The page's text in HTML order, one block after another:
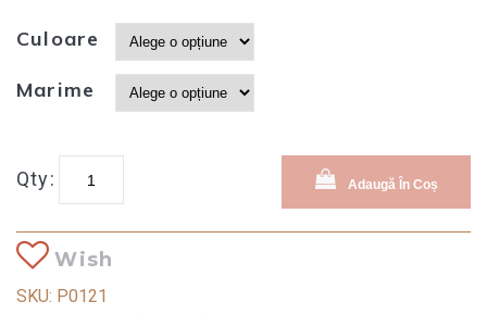
Culoare
Marime
Qty: Adaugă În Coș
Wish
SKU: P0121